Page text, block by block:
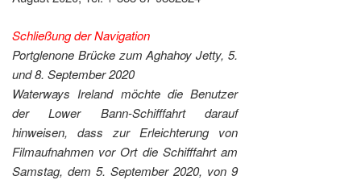
Schließung der Navigation
Portglenone Brücke zum Aghahoy Jetty,5.
und 8. September 2020
Waterways Ireland möchte die Benutzer
der Lower Bann-Schifffahrt darauf
hinweisen, dass zur Erleichterung von
Filmaufnahmen vor Ort die Schifffahrt am
Samstag, dem 5. September 2020, von 9